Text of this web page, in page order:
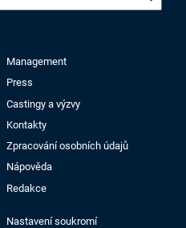
Management
Press
Castingy a výzvy
Kontakty
Zpracování osobních údajů
Nápověda
Redakce
Nastavení soukromí